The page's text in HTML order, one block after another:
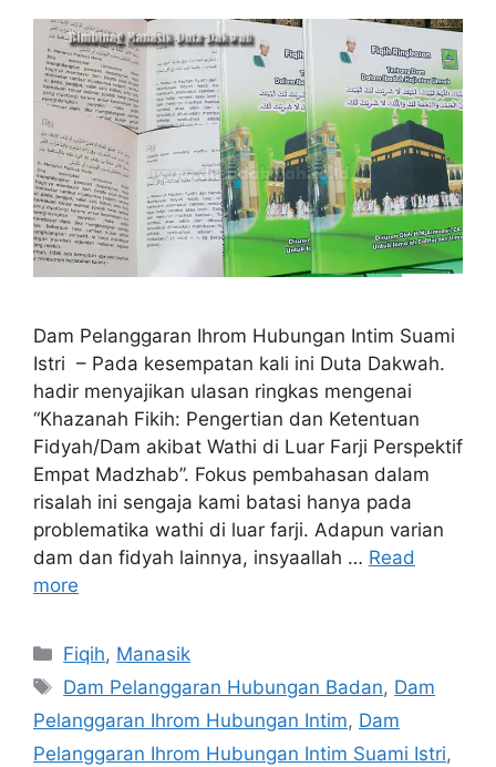
Dam Pelanggaran Ihrom Hubungan Intim Suami
Istri – Pada kesempatan kali ini Duta Dakwah.
hadir menyajikan ulasan ringkas mengenai
“Khazanah Fikih: Pengertian dan Ketentuan
Fidyah/Dam akibat Wathi di Luar Farji Perspektif
Empat Madzhab”. Fokus pembahasan dalam
risalah ini sengaja kami batasi hanya pada
problematika wathi di luar farji. Adapun varian
dam dan fidyah lainnya, insyaallah … Read
more
Categories
Fiqih, Manasik
Tags
Dam Pelanggaran Hubungan Badan, Dam
Pelanggaran Ihrom Hubungan Intim, Dam
Pelanggaran Ihrom Hubungan Intim Suami Istri,